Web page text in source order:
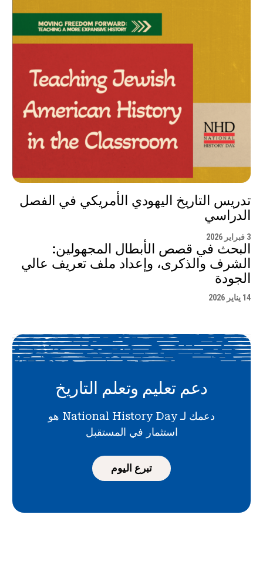
تدريس التاريخ اليهودي الأمريكي في الفصل
الدراسي
3 فبراير 2026
البحث في قصص الأبطال المجهولين:
الشرف والذكرى، وإعداد ملف تعريف عالي
الجودة
14 يناير 2026
دعم تعليم وتعلم التاريخ
دعمك لـ National History Day هو
استثمار في المستقبل
تبرع اليوم